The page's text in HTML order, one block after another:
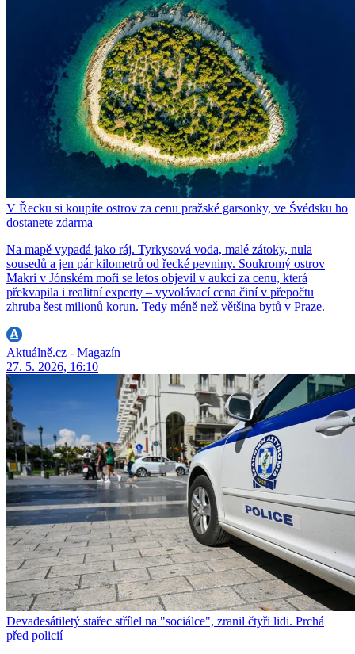
V Řecku si koupíte ostrov za cenu pražské garsonky, ve Švédsku ho
dostanete zdarma
Na mapě vypadá jako ráj. Tyrkysová voda, malé zátoky, nula
sousedů a jen pár kilometrů od řecké pevniny. Soukromý ostrov
Makri v Jónském moři se letos objevil v aukci za cenu, která
překvapila i realitní experty – vyvolávací cena činí v přepočtu
zhruba šest milionů korun. Tedy méně než většina bytů v Praze.
Aktuálně.cz - Magazín
27. 5. 2026, 16:10
Devadesátiletý stařec střílel na "sociálce", zranil čtyři lidi. Prchá
před policií